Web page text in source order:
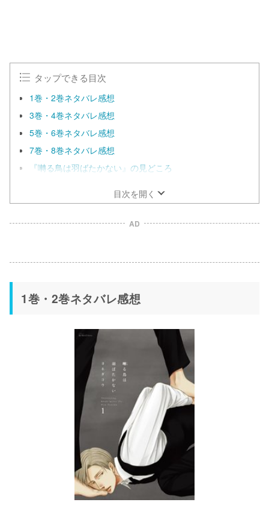
タップできる目次
1巻・2巻ネタバレ感想
3巻・4巻ネタバレ感想
5巻・6巻ネタバレ感想
7巻・8巻ネタバレ感想
『囀る鳥は羽ばたかない』の見どころ
目次を開く
AD
1巻・2巻ネタバレ感想